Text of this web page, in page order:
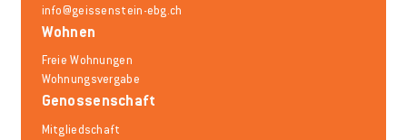
info@geissenstein-ebg.ch
Wohnen
Freie Wohnungen
Wohnungsvergabe
Genossenschaft
Mitgliedschaft